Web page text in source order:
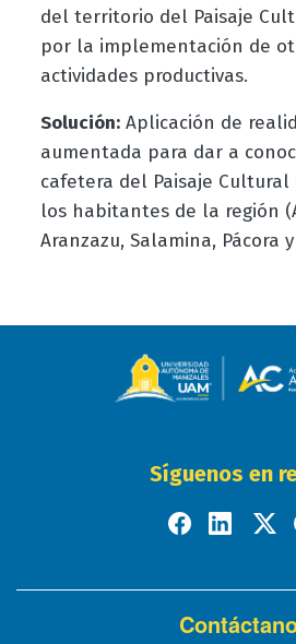
del territorio del Paisaje
por la implementación de
actividades productivas.
Solución:Aplicación de
aumentada para dar a
cafetera del Paisaje Cultural
los habitantes de la región
Aranzazu, Salamina, Pácora
Síguenos en